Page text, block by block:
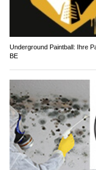
Underground Paintball: Ihre
BE